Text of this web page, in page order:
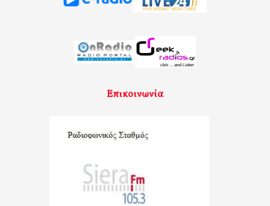
Επικοινωνία